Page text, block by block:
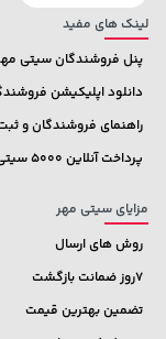
لینک های مفید
پنل فروشندگان سیتی
دانلود اپلیکیشن
راهنمای فروشندگان و
پرداخت آنلاین 5000 سیتی‌مهر
مزایای سیتی مهر
روش های ارسال
7روز ضمانت بازگشت
تضمین بهترین قیمت